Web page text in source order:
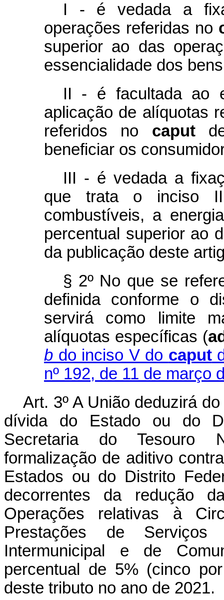
I - é vedada a
operações referidas no
superior ao das
essencialidade dos
II - é facultada ao
aplicação de alíquotas
referidos no caput
beneficiar os
III - é vedada a
que trata o inciso
combustíveis, a
percentual superior ao
da publicação deste
§ 2º No que se
definida conforme o
servirá como limite
alíquotas específicas (
b do inciso V do caput
nº 192, de 11 de março
Art. 3º A União deduzirá
dívida do Estado ou do
Secretaria do Tesouro
formalização de aditivo
Estados ou do Distrito
decorrentes da redução
Operações relativas à
Prestações de
Intermunicipal e de
percentual de 5% (cinco
deste tributo no ano de 2021.